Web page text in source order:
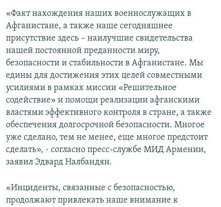
«Факт нахождения наших военнослужащих в
Афганистане, а также наше сегодняшнее
присутствие здесь – наилучшие свидетельства
нашей постоянной преданности миру,
безопасности и стабильности в Афганистане. Мы
едины для достижения этих целей совместными
усилиями в рамках миссии «Решительное
содействие» и помощи реализации афганскими
властями эффективного контроля в стране, а также
обеспечения долгосрочной безопасности. Многое
уже сделано, тем не менее, еще многое предстоит
сделать», - согласно пресс-службе МИД Армении,
заявил Эдвард Налбандян.
«Инциденты, связанные с безопасностью,
продолжают привлекать наше внимание к